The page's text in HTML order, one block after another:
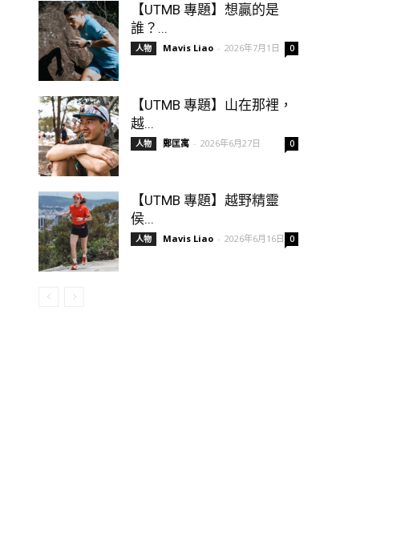
【UTMB 專題】想贏的是
誰？...
人物 Mavis Liao - 2026年7月1日 0
【UTMB 專題】山在那裡，
越...
人物 鄭匡寓 - 2026年6月27日 0
【UTMB 專題】越野精靈
侯...
人物 Mavis Liao - 2026年6月16日 0